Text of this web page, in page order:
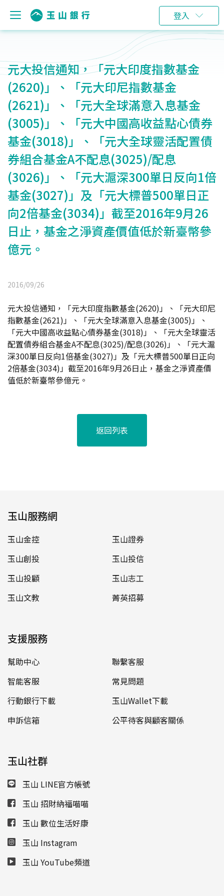
登入
元大投信通知，「元大印度指數基金
(2620)」、「元大印尼指數基金
(2621)」、「元大全球滿意入息基金
(3005)」、「元大中國高收益點心債券
基金(3018)」、「元大全球靈活配置債
券組合基金A不配息(3025)/配息
(3026)」、「元大滬深300單日反向1倍
基金(3027)」及「元大標普500單日正
向2倍基金(3034)」截至2016年9月26
日止，基金之淨資產價值低於新臺幣參
億元。
2016/09/26
元大投信通知，「元大印度指數基金(2620)」、「元大印尼
指數基金(2621)」、「元大全球滿意入息基金(3005)」、
「元大中國高收益點心債券基金(3018)」、「元大全球靈活
配置債券組合基金A不配息(3025)/配息(3026)」、「元大滬
深300單日反向1倍基金(3027)」及「元大標普500單日正向
2倍基金(3034)」截至2016年9月26日止，基金之淨資產價
值低於新臺幣參億元。
返回列表
玉山服務網
玉山金控
玉山證券
玉山創投
玉山投信
玉山投顧
玉山志工
玉山文教
菁英招募
支援服務
幫助中心
聯繫客服
智能客服
常見問題
行動銀行下載
玉山Wallet下載
申訴信箱
公平待客與顧客關係
玉山社群
玉山 LINE官方帳號
玉山 招財納福喵喵
玉山 數位生活好康
玉山 Instagram
玉山 YouTube頻道